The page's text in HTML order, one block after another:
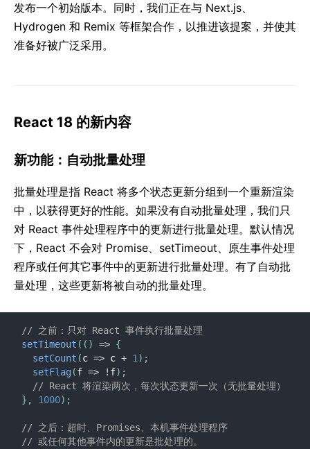
发布一个初始版本。同时，我们正在与 Next.js、
Hydrogen 和 Remix 等框架合作，以推进该提案，并使其
准备好被广泛采用。
React 18 的新内容
新功能：自动批量处理
批量处理是指 React 将多个状态更新分组到一个重新渲染
中，以获得更好的性能。如果没有自动批量处理，我们只
对 React 事件处理程序中的更新进行批量处理。默认情况
下，React 不会对 Promise、setTimeout、原生事件处理
程序或任何其它事件中的更新进行批量处理。有了自动批
量处理，这些更新将被自动的批量处理。
// 之前：只对 React 事件执行批量处理
setTimeout ( ( ) => {
setCount (c => c + 1 ) ;
setFlag(f => ! f) ;
// React 将渲染两次，每次状态更新一次（无批量处理）
} , 1000) ;
// 之后：超时、Promises、本机事件处理程序
// 或任何其他事件内的更新是批处理的。